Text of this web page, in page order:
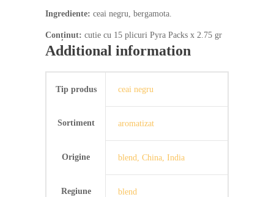
Ingrediente: ceai negru, bergamota.
Conținut: cutie cu 15 plicuri Pyra Packs x 2.75 gr
Additional information
Tip produs ceai negru
Sortiment aromatizat
Origine blend, China, India
Regiune blend